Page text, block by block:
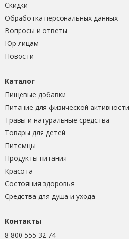
Скидки
Обработка персональных данных
Вопросы и ответы
Юр лицам
Новости
Каталог
Пищевые добавки
Питание для физической активности
Травы и натуральные средства
Товары для детей
Питомцы
Продукты питания
Красота
Состояния здоровья
Средства для душа и ухода
Контакты
8 800 555 32 74